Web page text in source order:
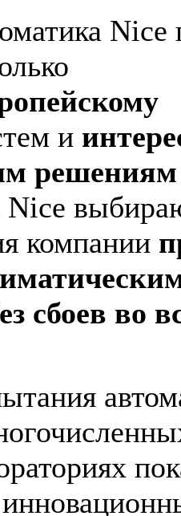
Nice
и
решениям
компании
сбоев во